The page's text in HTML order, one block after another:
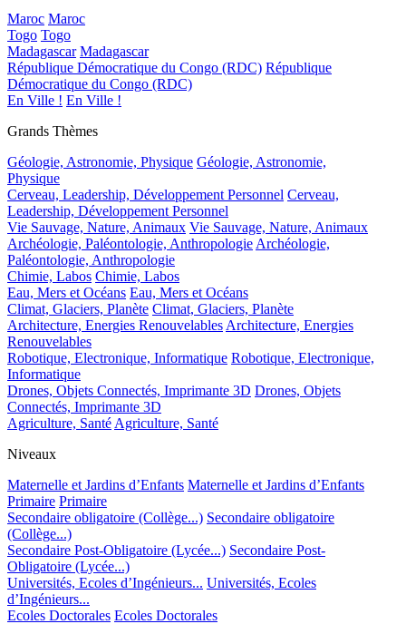
Maroc Maroc
Togo Togo
Madagascar Madagascar
République Démocratique du Congo (RDC) République
Démocratique du Congo (RDC)
En Ville ! En Ville !
Grands Thèmes
Géologie, Astronomie, Physique Géologie, Astronomie,
Physique
Cerveau, Leadership, Développement Personnel Cerveau,
Leadership, Développement Personnel
Vie Sauvage, Nature, Animaux Vie Sauvage, Nature, Animaux
Archéologie, Paléontologie, Anthropologie Archéologie,
Paléontologie, Anthropologie
Chimie, Labos Chimie, Labos
Eau, Mers et Océans Eau, Mers et Océans
Climat, Glaciers, Planète Climat, Glaciers, Planète
Architecture, Energies Renouvelables Architecture, Energies
Renouvelables
Robotique, Electronique, Informatique Robotique, Electronique,
Informatique
Drones, Objets Connectés, Imprimante 3D Drones, Objets
Connectés, Imprimante 3D
Agriculture, Santé Agriculture, Santé
Niveaux
Maternelle et Jardins d’Enfants Maternelle et Jardins d’Enfants
Primaire Primaire
Secondaire obligatoire (Collège...) Secondaire obligatoire
(Collège...)
Secondaire Post-Obligatoire (Lycée...) Secondaire Post-
Obligatoire (Lycée...)
Universités, Ecoles d’Ingénieurs... Universités, Ecoles
d’Ingénieurs...
Ecoles Doctorales Ecoles Doctorales